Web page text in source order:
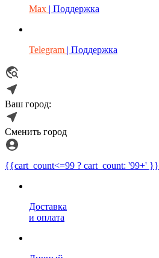
Max | Поддержка
Telegram | Поддержка
Ваш город:
Сменить город
{{cart_count<=99 ? cart_count: '99+' }}
Доставка
и оплата